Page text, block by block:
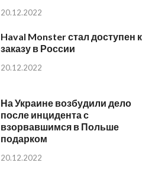
20.12.2022
Haval Monster стал доступен к
заказу в России
20.12.2022
На Украине возбудили дело
после инцидента с
взорвавшимся в Польше
подарком
20.12.2022